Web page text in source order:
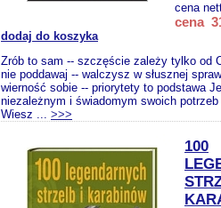
cena
cena
dodaj do koszyka
Zrób to sam -- szczęście zależy tylko od
nie poddawaj -- walczysz w słusznej
wierność sobie -- priorytety to podstawa
niezależnym i świadomym swoich potrzeb
Wiesz ... >>>
100